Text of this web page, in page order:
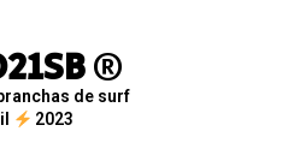
®
de surf
2023